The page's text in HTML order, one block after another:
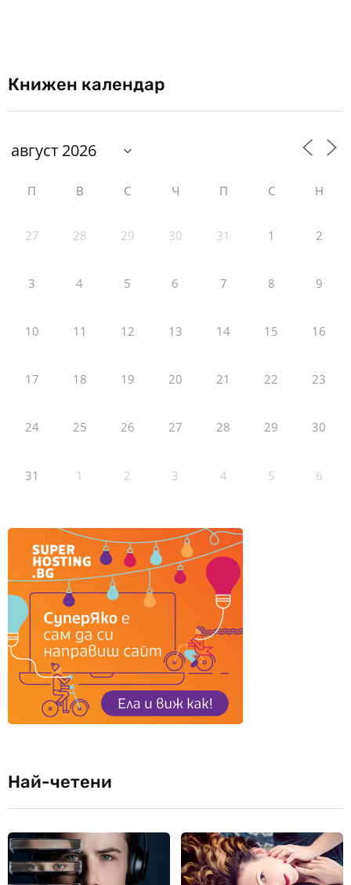
Книжен календар
П В С Ч П С Н
27 28 29 30 31 1 2
3 4 5 6 7 8 9
10 11 12 13 14 15 16
17 18 19 20 21 22 23
24 25 26 27 28 29 30
31 1 2 3 4 5 6
Най-четени